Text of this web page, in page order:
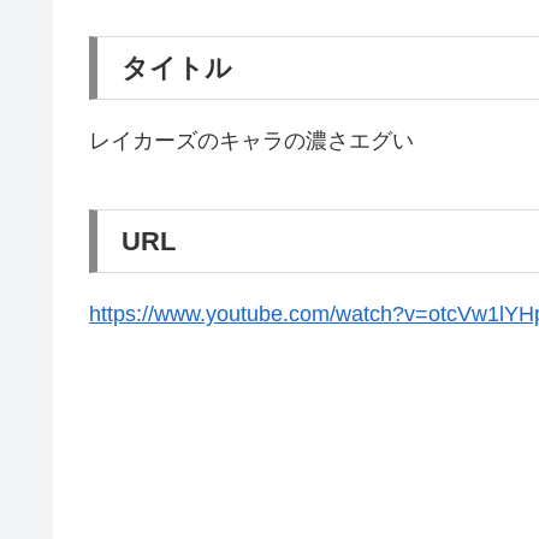
タイトル
レイカーズのキャラの濃さエグい
URL
https://www.youtube.com/